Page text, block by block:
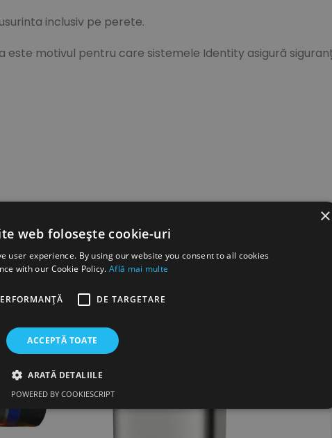
inclusiv pe perete.
motivul pentru care sistemele Identity asigură
×
web folosește cookie-uri
user experience. By using our website you consent to all cookies
with our Cookie Policy.Află mai multe
DE TARGETARE
ACCEPTĂ TOATE
ARATĂ DETALIILE
POWERED BY COOKIESCRIPT